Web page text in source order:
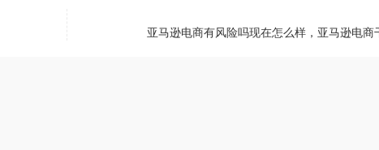
亚马逊电商有风险吗现在怎么样，亚马逊电商